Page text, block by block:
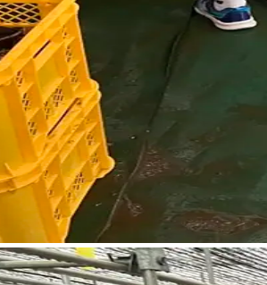
とは
リシー
トギャラリー
X
Instagram
Facebook
レクション Facebook
レクション Instagaram